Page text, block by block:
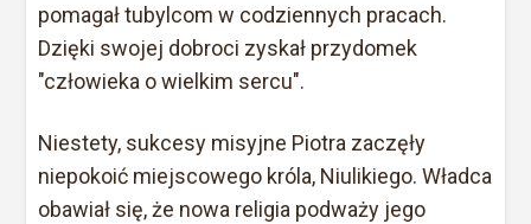
pomagał tubylcom w codziennych pracach.
Dzięki swojej dobroci zyskał przydomek
"człowieka o wielkim sercu".
Niestety, sukcesy misyjne Piotra zaczęły
niepokoić miejscowego króla, Niulikiego. Władca
obawiał się, że nowa religia podważy jego